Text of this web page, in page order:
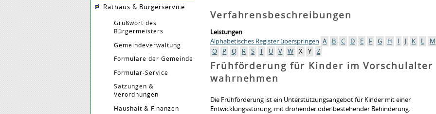
Rathaus & Bürgerservice
Grußwort des
Bürgermeisters
Gemeindeverwaltung
Formulare der Gemeinde
Formular-Service
Satzungen &
Verordnungen
Haushalt & Finanzen
Verfahrensbeschreibungen
Leistungen
Alphabetisches Register überspringen A B C D E F G H I J K L
M
O
P Q R S T U V W X Y Z
Frühförderung für Kinder im Vorschulalter
wahrnehmen
Die Frühförderung ist ein Unterstützungsangebot für Kinder mit einer
Entwicklungsstörung, mit drohender oder bestehender Behinderung.